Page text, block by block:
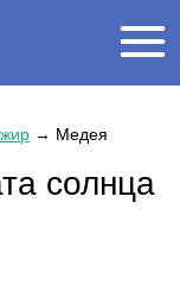
→ Медея
солнца